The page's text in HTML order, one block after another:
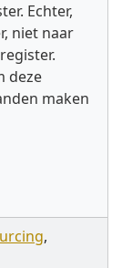
Echter,
niet naar
deze
maken
,